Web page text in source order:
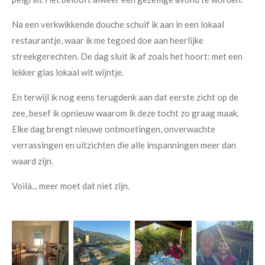
Na een verkwikkende douche schuif ik aan in een lokaal
restaurantje, waar ik me tegoed doe aan heerlijke
streekgerechten. De dag sluit ik af zoals het hoort: met een
lekker glas lokaal wit wijntje.
En terwijl ik nog eens terugdenk aan dat eerste zicht op de
zee, besef ik opnieuw waarom ik deze tocht zo graag maak.
Elke dag brengt nieuwe ontmoetingen, onverwachte
verrassingen en uitzichten die alle inspanningen meer dan
waard zijn.
Voilà... meer moet dat niet zijn.